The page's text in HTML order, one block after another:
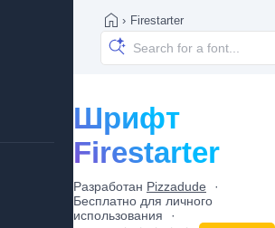
› Firestarter
Шрифт
Firestarter
Разработан Pizzadude
Бесплатно для личного
использования